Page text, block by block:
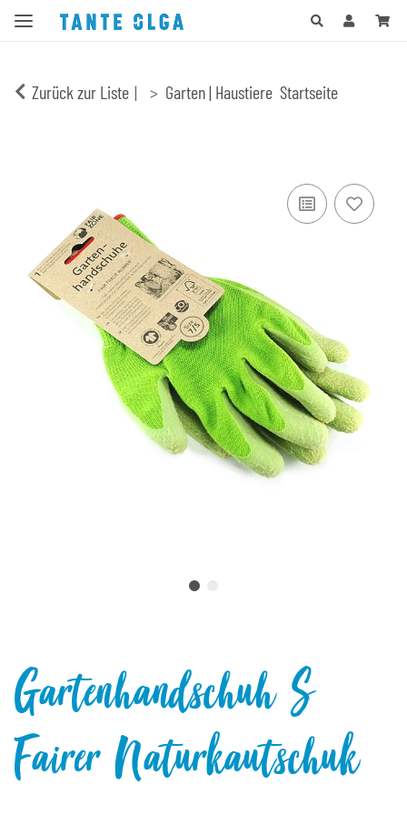
Zurück zur Liste Garten | Haustiere Startseite
Gartenhandschuh S
Fairer Naturkautschuk